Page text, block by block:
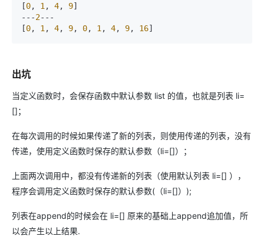
[0, 1 , 4, 9]
---2---
[0, 1 , 4, 9, 0, 1 , 4, 9, 16]
出坑
当定义函数时，会保存函数中默认参数 list 的值，也就是列表 li=
[]；
在每次调用的时候如果传递了新的列表，则使用传递的列表，没有
传递，使用定义函数时保存的默认参数（li=[]）；
上面两次调用中，都没有传递新的列表（使用默认列表 li=[] ），
程序会调用定义函数时保存的默认参数(（li=[]）);
列表在append的时候会在 li=[] 原来的基础上append追加值，所
以会产生以上结果.